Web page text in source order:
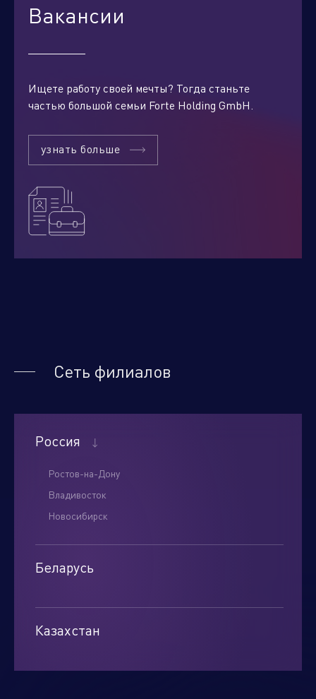
условиями обработки персональных данных.
Вакансии
Ищете работу своей мечты? Тогда станьте
частью большой семьи Forte Holding GmbH.
узнать больше
Сеть филиалов
Россия
Ростов-на-Дону
Владивосток
Новосибирск
Беларусь
Казахстан